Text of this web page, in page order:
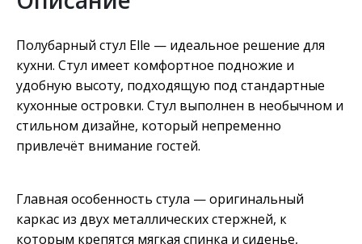
Полубарный стул Elle — идеальное решение для
кухни. Стул имеет комфортное подножие и
удобную высоту, подходящую под стандартные
кухонные островки. Стул выполнен в необычном и
стильном дизайне, который непременно
привлечёт внимание гостей.
Главная особенность стула — оригинальный
каркас из двух металлических стержней, к
которым крепятся мягкая спинка и сиденье,